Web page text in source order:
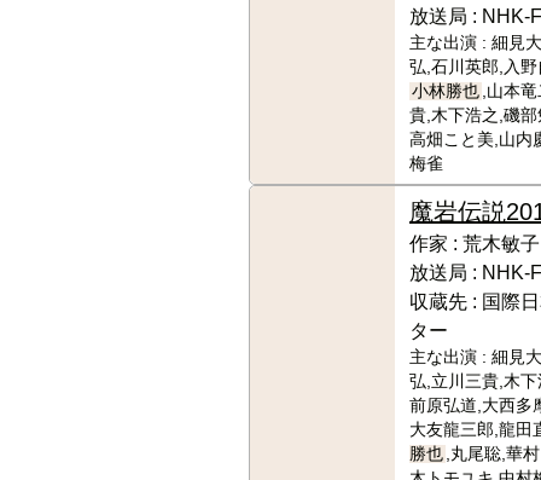
放送局 : NHK-
主な出演 : 細見
弘,石川英郎,入
小林勝也 ,山本
貴,木下浩之,磯
高畑こと美,山内
梅雀
魔岩伝説
作家 : 荒木敏子
放送局 : NHK-
収蔵先 : 国際
ター
主な出演 : 細見
弘,立川三貴,木
前原弘道,大西多
大友龍三郎,龍田
勝也 ,丸尾聡,華